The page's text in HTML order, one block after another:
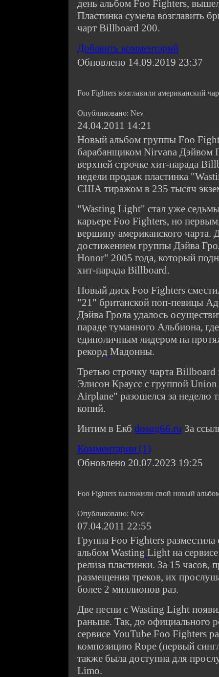
день альбом Foo Fighters,
Пластинка сумела возглавить
чарт Billboard 200.
Добавить комментарий
Обновлено 14.09.2019 23:37
Foo Fighters возглавили американский
Опубликовано: Nev
24.04.2011 14:21
Новый альбом группы Foo
барабанщиком Nirvana Дэйвом
верхней строчке хит-парада
недели продаж пластинка
США тиражом в 235 тысяч
"Wasting Light" стал уже
карьере Foo Fighters, но
вершину американского чарта.
достижением группы Дэйва
Honor" 2005 года, который
хит-парада Billboard.
Новый диск Foo Fighters
"21" британской поп-певицы
Дэйва Грола удалось
параде туманного Альбиона,
единоличным лидером на
рекорд Мадонны.
Третью строчку чарта Billboard
Элисон Краусс с группой
Airplane" разошелся за неделю
копий.
Интим в Екб dosug66.ru За
Комментарии (1)
Обновлено 20.07.2023 19:25
Foo Fighters выложили свой новый
Опубликовано: Nev
07.04.2011 22:55
Группа Foo Fighters
альбом Wasting Light на
релиза пластинки. За 15
размещения треков, их
более 2 миллионов раз.
Две песни с Wasting Light
раньше. Так, до официального
сервисе YouTube Foo Fighters
композицию Rope (первый
также была доступна для
Limo.